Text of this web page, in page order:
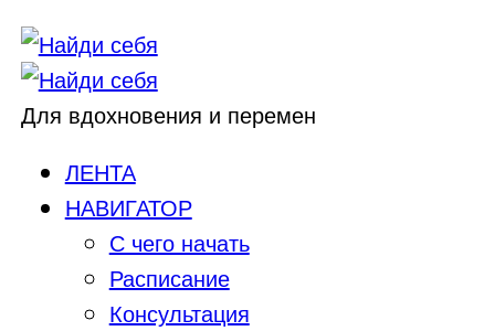
Для вдохновения и перемен
ЛЕНТА
НАВИГАТОР
С чего начать
Расписание
Консультация